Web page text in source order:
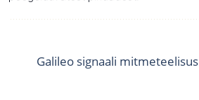
Galileo signaali mitmeteelisus